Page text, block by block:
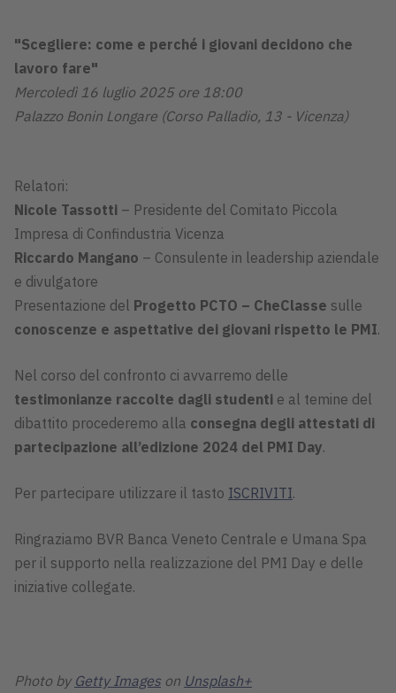
"Scegliere: come e perché i giovani decidono che
lavoro fare"
Mercoledì 16 luglio 2025 ore 18:00
Palazzo Bonin Longare (Corso Palladio, 13 - Vicenza)
Relatori:
Nicole Tassotti – Presidente del Comitato Piccola
Impresa di Confindustria Vicenza
Riccardo Mangano – Consulente in leadership aziendale
e divulgatore
Presentazione del Progetto PCTO – CheClasse sulle
conoscenze e aspettative dei giovani rispetto le PMI.
Nel corso del confronto ci avvarremo delle
testimonianze raccolte dagli studenti e al temine del
dibattito procederemo alla consegna degli attestati di
partecipazione all’edizione 2024 del PMI Day.
Per partecipare utilizzare il tasto ISCRIVITI.
Ringraziamo BVR Banca Veneto Centrale e Umana Spa
per il supporto nella realizzazione del PMI Day e delle
iniziative collegate.
Photo by Getty Images on Unsplash+